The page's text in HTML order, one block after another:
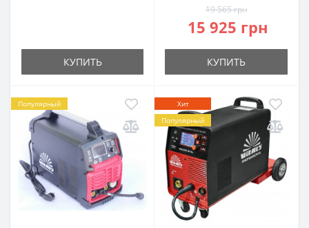
КУПИТЬ
19 565 грн
15 925 грн
КУПИТЬ
Популярный
Хит
Популярный